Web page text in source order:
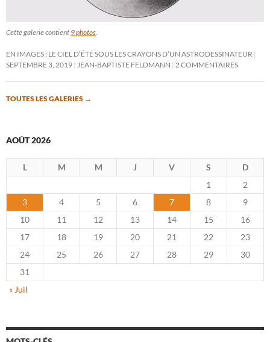
Cette galerie contient 9 photos.
EN IMAGES : LE CIEL D’ÉTÉ SOUS LES CRAYONS D’UN ASTRODESSINATEUR
SEPTEMBRE 3, 2019 JEAN-BAPTISTE FELDMANN 2 COMMENTAIRES
TOUTES LES GALERIES →
AOÛT 2026
L M M J V S
D
1
2
3
4 5 6 7 8
9
10
11 12 13 14 15
16
17
18 19 20 21 22
23
24
25 26 27 28 29
30
31
« Juil